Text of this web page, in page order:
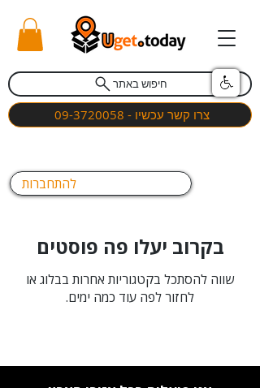
חיפוש באתר
צרו קשר עכשיו - 09-3720058
להתחברות
בקרוב יעלו פה פוסטים
שווה להסתכל בקטגוריות אחרות בבלוג או
לחזור לפה עוד כמה ימים.